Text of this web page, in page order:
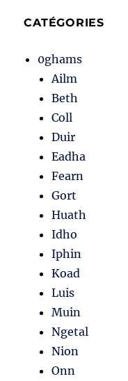
CATÉGORIES
0ghams
Ailm
Beth
Coll
Duir
Eadha
Fearn
Gort
Huath
Idho
Iphin
Koad
Luis
Muin
Ngetal
Nion
Onn